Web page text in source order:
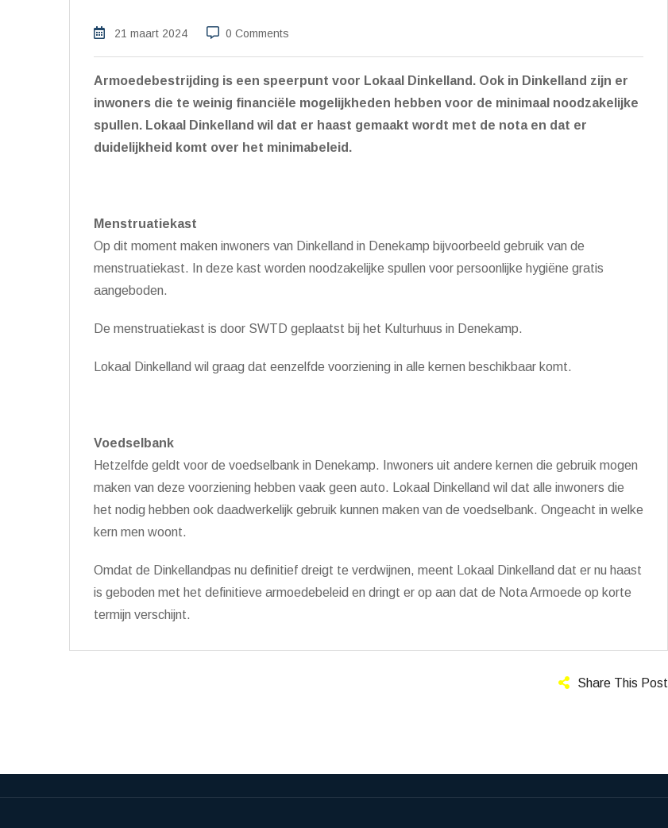
21 maart 2024 0 Comments
Armoedebestrijding is een speerpunt voor Lokaal Dinkelland. Ook in Dinkelland zijn er
inwoners die te weinig financiële mogelijkheden hebben voor de minimaal noodzakelijke
spullen. Lokaal Dinkelland wil dat er haast gemaakt wordt met de nota en dat er
duidelijkheid komt over het minimabeleid.
Menstruatiekast
Op dit moment maken inwoners van Dinkelland in Denekamp bijvoorbeeld gebruik van de
menstruatiekast. In deze kast worden noodzakelijke spullen voor persoonlijke hygiëne gratis
aangeboden.
De menstruatiekast is door SWTD geplaatst bij het Kulturhuus in Denekamp.
Lokaal Dinkelland wil graag dat eenzelfde voorziening in alle kernen beschikbaar komt.
Voedselbank
Hetzelfde geldt voor de voedselbank in Denekamp. Inwoners uit andere kernen die gebruik mogen
maken van deze voorziening hebben vaak geen auto. Lokaal Dinkelland wil dat alle inwoners die
het nodig hebben ook daadwerkelijk gebruik kunnen maken van de voedselbank. Ongeacht in welke
kern men woont.
Omdat de Dinkellandpas nu definitief dreigt te verdwijnen, meent Lokaal Dinkelland dat er nu haast
is geboden met het definitieve armoedebeleid en dringt er op aan dat de Nota Armoede op korte
termijn verschijnt.
Share This Post